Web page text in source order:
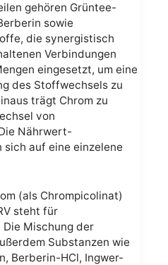
gehören Grüntee-
sowie
die synergistisch
Verbindungen
eingesetzt, um eine
des Stoffwechsels zu
trägt Chrom zu
von
Nährwert-
auf eine einzelene
(als Chrompicolinat)
steht für
Mischung der
Substanzen wie
Berberin-HCl, Ingwer-